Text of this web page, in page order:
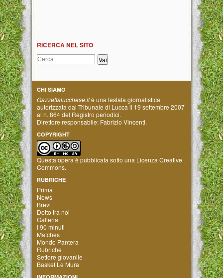
RICERCA NEL SITO
CHI SIAMO
Gazzettalucchese.itè una testata giornalistica
autorizzata dal Tribunale di Lucca il 19 settembre 2007
al n. 864 del Registro periodici.
Direttore responsabile: Fabrizio Vincenti.
COPYRIGHT
Questa opera è pubblicata sotto una Licenza Creative
Commons.
RUBRICHE
Prima
News
Brevi
Detto tra noi
Galleria
I 90 minuti
Matches
Mondo Pantera
Rubriche
Settore giovanile
Basket Le Mura